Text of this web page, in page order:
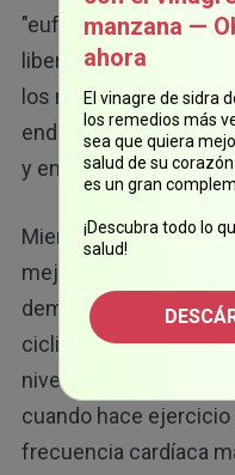
"euforia del corredor"
liberación de
los niveles de
endógeno que
y endorfinas.
Mientras mayores
mejor será su estado
demuestra que las
ciclismo de
niveles de
cuando hace ejercicio
frecuencia cardíaca
manzana —
ahora
El vinagre de sidra
los remedios más
sea que quiera
salud de su
es un gran
¡Descubra todo lo
salud!